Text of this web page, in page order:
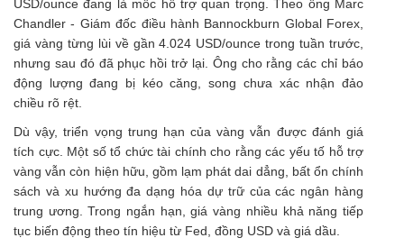
USD/ounce đang là mốc hỗ trợ quan trọng. Theo ông Marc
Chandler - Giám đốc điều hành Bannockburn Global Forex,
giá vàng từng lùi về gần 4.024 USD/ounce trong tuần trước,
nhưng sau đó đã phục hồi trở lại. Ông cho rằng các chỉ báo
động lượng đang bị kéo căng, song chưa xác nhận đảo
chiều rõ rệt.
Dù vậy, triển vọng trung hạn của vàng vẫn được đánh giá
tích cực. Một số tổ chức tài chính cho rằng các yếu tố hỗ trợ
vàng vẫn còn hiện hữu, gồm lạm phát dai dẳng, bất ổn chính
sách và xu hướng đa dạng hóa dự trữ của các ngân hàng
trung ương. Trong ngắn hạn, giá vàng nhiều khả năng tiếp
tục biến động theo tín hiệu từ Fed, đồng USD và giá dầu.